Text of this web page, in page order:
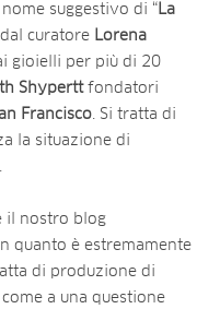
suggestivo di “ La
curatore Lorena
gioielli per più di 20
Shyperttfondatori
Francisco. Si tratta di
la situazione di
.
il nostro blog
quanto è estremamente
di produzione di
a una questione